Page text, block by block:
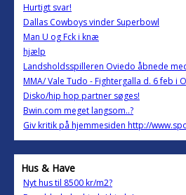
Hurtigt svar!
Dallas Cowboys vinder Superbowl
Man U og Fck i knæ
hjælp
Landsholdsspilleren Oviedo åbnede
MMA/ Vale Tudo - Fightergalla d. 6 feb i
Disko/hip hop partner søges!
Bwin.com meget langsom..?
Giv kritik på hjemmesiden http://
Hus & Have
Nyt hus til 8500 kr/m2?